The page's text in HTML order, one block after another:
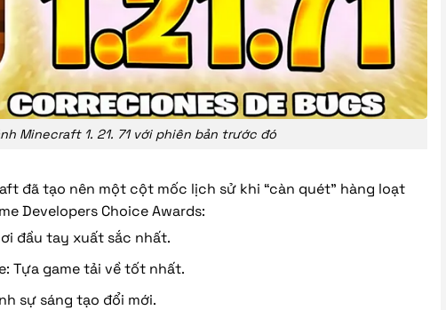
Minecraft 1. 21. 71 với phiên bản trước đó
đã tạo nên một cột mốc lịch sử khi “càn quét” hàng loạt
Developers Choice Awards:
đầu tay xuất sắc nhất.
Tựa game tải về tốt nhất.
sự sáng tạo đổi mới.